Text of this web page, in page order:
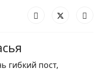
гибкий пост,